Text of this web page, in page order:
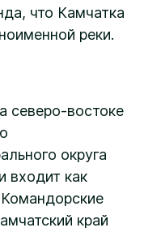
что Камчатка
реки.
северо-востоке
округа
входит как
Командорские
край